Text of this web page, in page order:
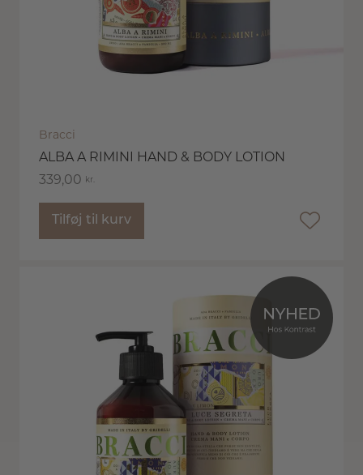
Bracci
ALBA A RIMINI HAND & BODY LOTION
339,00 kr.
Tilføj til kurv